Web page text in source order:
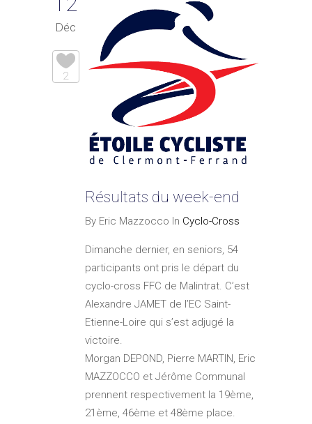
Déc
2
Résultats du week-end
By Eric Mazzocco In Cyclo-Cross
Dimanche dernier, en seniors, 54
participants ont pris le départ du
cyclo-cross FFC de Malintrat. C’est
Alexandre JAMET de l’EC Saint-
Etienne-Loire qui s’est adjugé la
victoire.
Morgan DEPOND, Pierre MARTIN, Eric
MAZZOCCO et Jérôme Communal
prennent respectivement la 19ème,
21ème, 46ème et 48ème place.